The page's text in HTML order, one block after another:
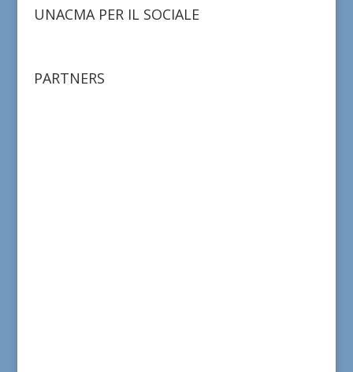
UNACMA PER IL SOCIALE
PARTNERS